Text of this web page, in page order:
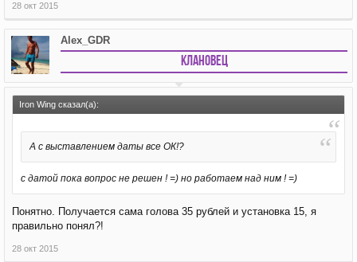
28 окт 2015
Alex_GDR
Клановец
Iron Wing сказал(а):
А с выставлением даты все ОК!?
с датой пока вопрос не решен ! =) но работаем над ним ! =)
Понятно. Получается сама голова 35 рублей и установка 15, я
правильно понял?!
28 окт 2015